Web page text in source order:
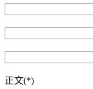
正文(*)